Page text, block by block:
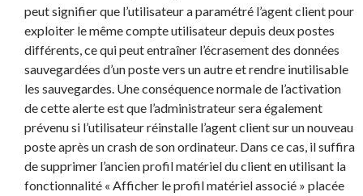
peut signifier que l’utilisateur a paramétré l’agent client pour
exploiter le même compte utilisateur depuis deux postes
différents, ce qui peut entraîner l’écrasement des données
sauvegardées d’un poste vers un autre et rendre inutilisable
les sauvegardes. Une conséquence normale de l’activation
de cette alerte est que l’administrateur sera également
prévenu si l’utilisateur réinstalle l’agent client sur un nouveau
poste après un crash de son ordinateur. Dans ce cas, il suffira
de supprimer l’ancien profil matériel du client en utilisant la
fonctionnalité « Afficher le profil matériel associé » placée